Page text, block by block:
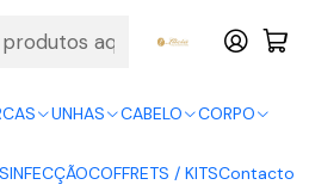
UNHAS CABELO CORPO
COFFRETS / KITSContacto
with Klarna.